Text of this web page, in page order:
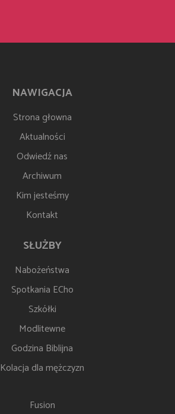
NAWIGACJA
Strona głowna
Aktualności
Odwiedź nas
Archiwum
Kim jesteśmy
Kontakt
SŁUŻBY
Nabożeństwa
Spotkania ECho
Szkółki
Modlitewne
Godzina Biblijna
Kolacja dla mężczyzn
Fusion